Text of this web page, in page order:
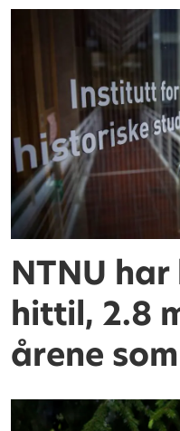
NTNU
hittil, 2.8
årene